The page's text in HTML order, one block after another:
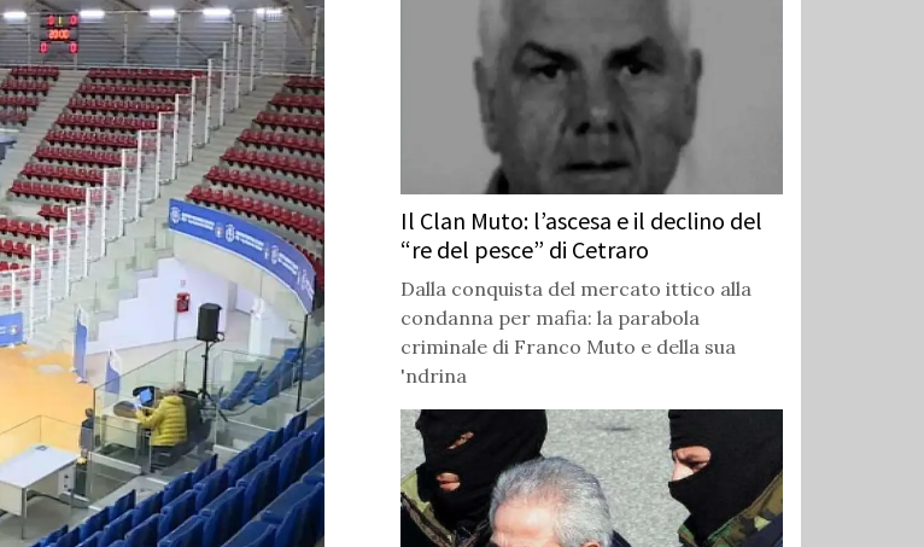
Il Clan Muto: l’ascesa e il declino del
“re del pesce” di Cetraro
Dalla conquista del mercato ittico alla
condanna per mafia: la parabola
criminale di Franco Muto e della sua
'ndrina